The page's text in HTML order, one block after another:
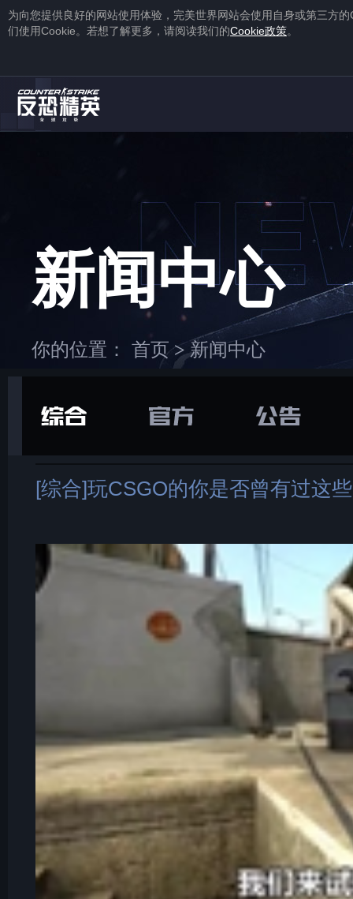
为向您提供良好的网站使用体验，完美世界网站会使用自身或第三方的
们使用Cookie。若想了解更多，请阅读我们的Cookie政策。
蒸汽平台账号
1
在游戏库中找到并 下载
2
右击游戏，选择“
新闻中心
你的位置： 首页>新闻中心
[综合]玩CSGO的你是否曾有过这